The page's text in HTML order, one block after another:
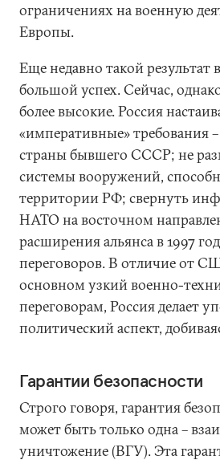
ограничениях на военную
Европы.
Еще недавно такой
большой успех. Сейчас,
более высокие. Россия
«императивные» требования
страны бывшего СССР; не
системы вооружений,
территории РФ; свернуть
НАТО на восточном
расширения альянса в 1997
переговоров. В отличие от
основном узкий военно-
переговорам, Россия делает
политический аспект,
Гарантии безопасности
Строго говоря, гарантия
может быть только одна –
уничтожение (ВГУ). Эта